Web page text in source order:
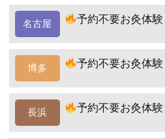
名古屋 予約不要お灸体験
博多 予約不要お灸体験
長浜 予約不要お灸体験